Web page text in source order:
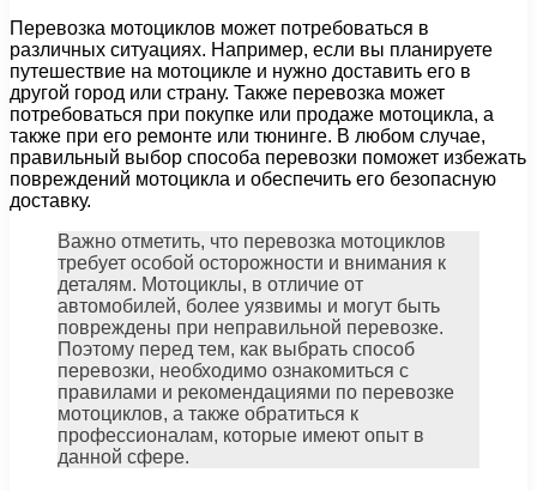
Перевозка мотоциклов может потребоваться в
различных ситуациях. Например, если вы планируете
путешествие на мотоцикле и нужно доставить его в
другой город или страну. Также перевозка может
потребоваться при покупке или продаже мотоцикла, а
также при его ремонте или тюнинге. В любом случае,
правильный выбор способа перевозки поможет избежать
повреждений мотоцикла и обеспечить его безопасную
доставку.
Важно отметить, что перевозка мотоциклов
требует особой осторожности и внимания к
деталям. Мотоциклы, в отличие от
автомобилей, более уязвимы и могут быть
повреждены при неправильной перевозке.
Поэтому перед тем, как выбрать способ
перевозки, необходимо ознакомиться с
правилами и рекомендациями по перевозке
мотоциклов, а также обратиться к
профессионалам, которые имеют опыт в
данной сфере.